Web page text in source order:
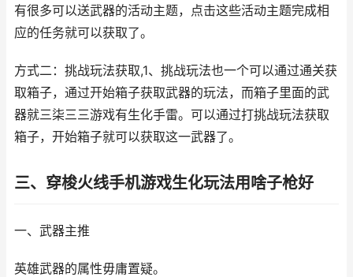
有很多可以送武器的活动主题，点击这些活动主题完成相
应的任务就可以获取了。
方式二：挑战玩法获取,1、挑战玩法也一个可以通过通关获
取箱子，通过开始箱子获取武器的玩法，而箱子里面的武
器就三柒三三游戏有生化手雷。可以通过打挑战玩法获取
箱子，开始箱子就可以获取这一武器了。
三、穿梭火线手机游戏生化玩法用啥子枪好
一、武器主推
英雄武器的属性毋庸置疑。